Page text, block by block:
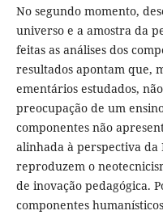
No segundo momento,
universo e a amostra da
feitas as análises dos
resultados apontam que,
ementários estudados,
preocupação de um
componentes não
alinhada à perspectiva da
reproduzem o
de inovação pedagógica.
componentes